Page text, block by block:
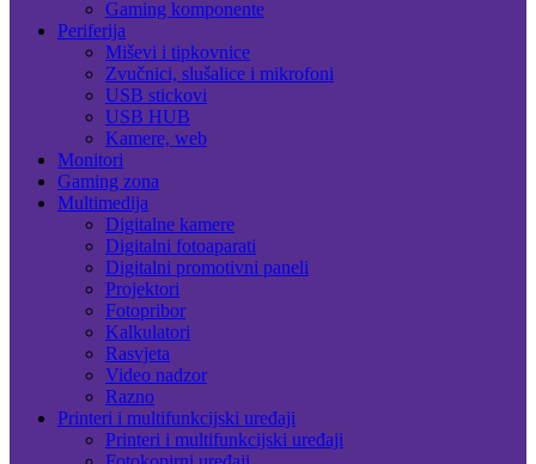
Gaming komponente
Periferija
Miševi i tipkovnice
Zvučnici, slušalice i mikrofoni
USB stickovi
USB HUB
Kamere, web
Monitori
Gaming zona
Multimedija
Digitalne kamere
Digitalni fotoaparati
Digitalni promotivni paneli
Projektori
Fotopribor
Kalkulatori
Rasvjeta
Video nadzor
Razno
Printeri i multifunkcijski uređaji
Printeri i multifunkcijski uređaji